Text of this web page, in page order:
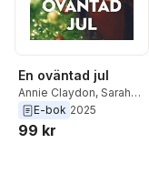
En oväntad jul
Annie Claydon, Sarah
Morgan,Dani Collins
Karen Booth
E-bok 2025
99 kr